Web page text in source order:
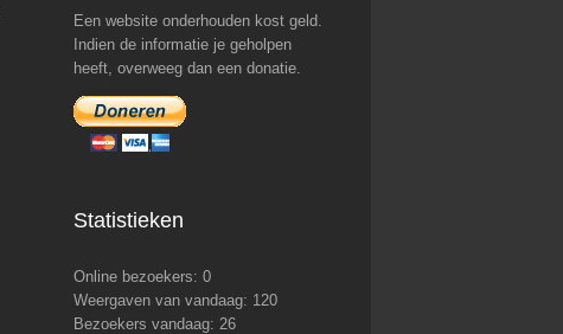
Een website onderhouden kost geld.
Indien de informatie je geholpen
heeft, overweeg dan een donatie.
Statistieken
Online bezoekers:0
Weergaven van vandaag: 120
Bezoekers vandaag: 26